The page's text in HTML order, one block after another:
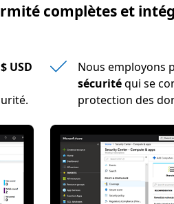
complètes et
USD
Nous employons
sécuritéqui se
protection des